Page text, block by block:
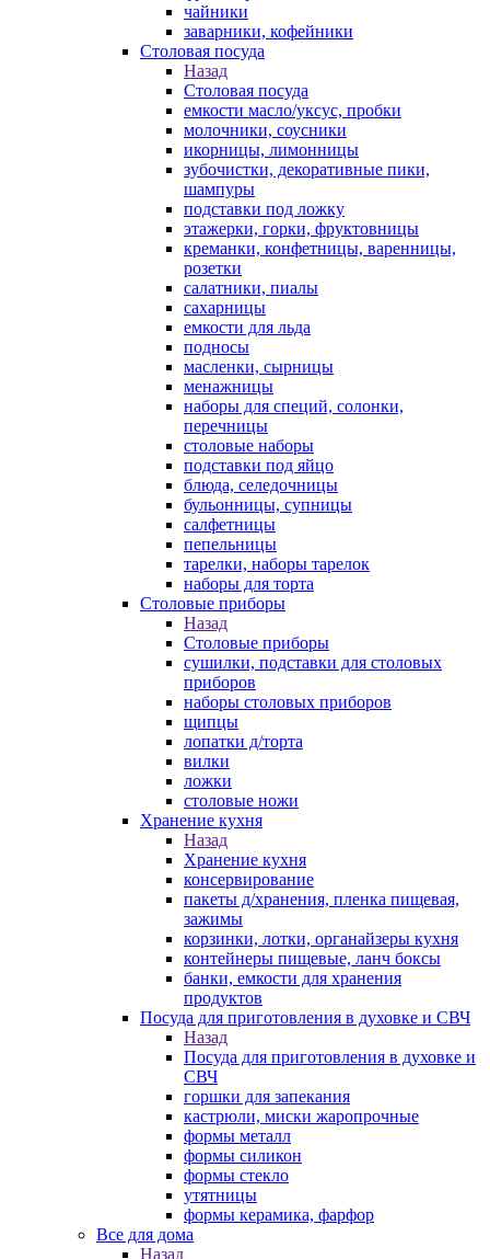
чайники
заварники, кофейники
Столовая посуда
Назад
Столовая посуда
емкости масло/уксус, пробки
молочники, соусники
икорницы, лимонницы
зубочистки, декоративные пики,
шампуры
подставки под ложку
этажерки, горки, фруктовницы
креманки, конфетницы, варенницы,
розетки
салатники, пиалы
сахарницы
емкости для льда
подносы
масленки, сырницы
менажницы
наборы для специй, солонки,
перечницы
столовые наборы
подставки под яйцо
блюда, селедочницы
бульонницы, супницы
салфетницы
пепельницы
тарелки, наборы тарелок
наборы для торта
Столовые приборы
Назад
Столовые приборы
сушилки, подставки для столовых
приборов
наборы столовых приборов
щипцы
лопатки д/торта
вилки
ложки
столовые ножи
Хранение кухня
Назад
Хранение кухня
консервирование
пакеты д/хранения, пленка пищевая,
зажимы
корзинки, лотки, органайзеры кухня
контейнеры пищевые, ланч боксы
банки, емкости для хранения
продуктов
Посуда для приготовления в духовке и СВЧ
Назад
Посуда для приготовления в духовке и
СВЧ
горшки для запекания
кастрюли, миски жаропрочные
формы металл
формы силикон
формы стекло
утятницы
формы керамика, фарфор
Все для дома
Назад